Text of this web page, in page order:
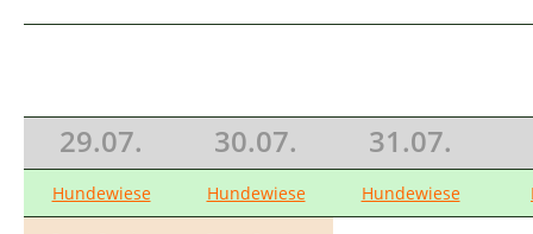
29.07. 30.07. 31.07.
Hundewiese Hundewiese Hundewiese